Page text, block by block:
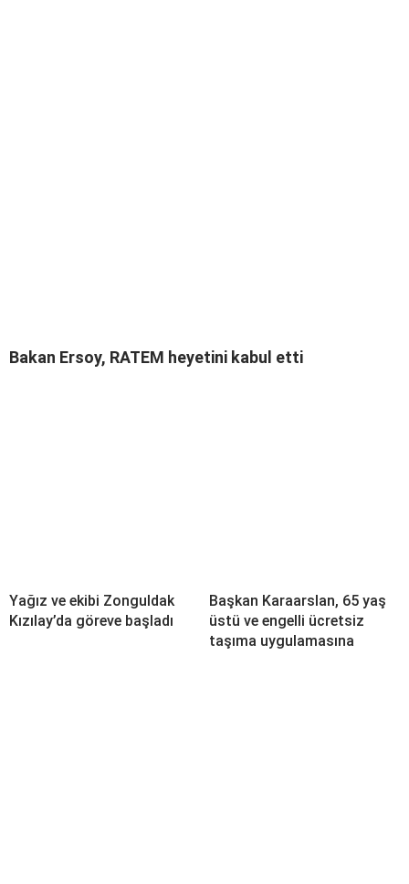
Bakan Ersoy, RATEM heyetini kabul etti
Yağız ve ekibi Zonguldak
Kızılay’da göreve başladı
Başkan Karaarslan, 65 yaş
üstü ve engelli ücretsiz
taşıma uygulamasına